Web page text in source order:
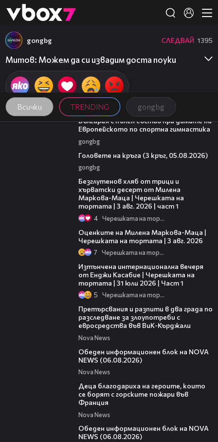
👾
Всички TRENDING gongbg
gongbg СЛЕДВАЙ 1395
Митов: Можем да си извадим доста поуки
00:47
България с пълен състав при дамите на
Европейското по спортна гимнастика
gongbg
Головете на кръга (3 кръг, 05.08.2026)
gongbg
Безглутенов хляб от трици и
хърватски десерт от Милена
Маркова-Маца | Черешката на
тортата | 3 авг. 2026 | част 1
4 Черешката на тортата
Оценките на Милена Маркова-Маца |
Черешката на тортата | 3 авг. 2026
7 Черешката на тортата
Изтънчена интернационална вечеря
от Енджи Касабие | Черешката на
тортата | 31 юли 2026 | Част 1
5 Черешката на тортата
Претърсвания и разпити в два града по
разследване за злоупотреби с
евросредства във ВиК-Кърджали
Nova News
Обеден информационен блок на NOVA
NEWS (06.08.2026)
Nova News
Деца благодариха на героите, които
се борят с горските пожари във
Франция
Nova News
Обеден информационен блок на NOVA
NEWS (06.08.2026)